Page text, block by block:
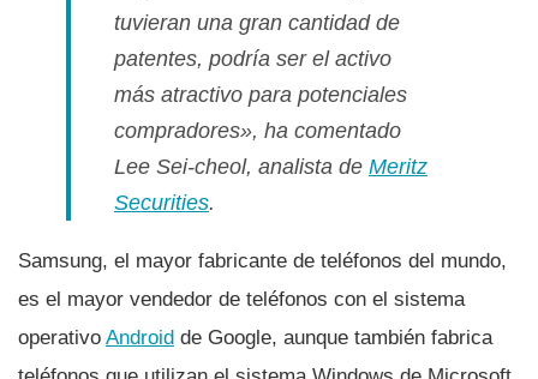
tuvieran una gran cantidad de
patentes, podrí­a ser el activo
más atractivo para potenciales
compradores», ha comentado
Lee Sei-cheol, analista de Meritz
Securities.
Samsung, el mayor fabricante de teléfonos del mundo,
es el mayor vendedor de teléfonos con el sistema
operativo Android de Google, aunque también fabrica